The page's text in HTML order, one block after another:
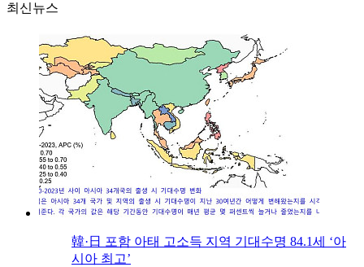
최신뉴스
韓·日 포함 아태 고소득 지역 기대수명 84.1세 ‘아
시아 최고’